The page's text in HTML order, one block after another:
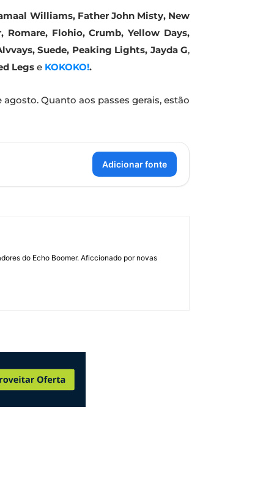
Williams, Father John Misty, New
Flohio, Crumb, Yellow Days,
Suede, Peaking Lights, Jayda G,
Legs e KOKOKO!.
Quanto aos passes gerais, estão
Adicionar fonte
do Echo Boomer. Aficcionado por novas